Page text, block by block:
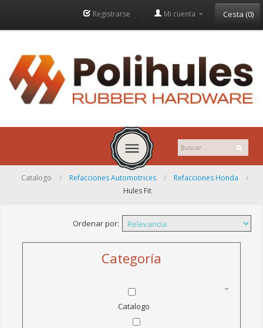
Cesta (0)
Registrarse Mi cuenta
INICIO
EMPRESA
HISTORIA
MISION
VALORES EMPRESARIALES
CATALOGO
Catalogo / Refacciones Automotrices / Refacciones Honda
/
Hules Fit
Ordenar por:
Categoría
Catalogo